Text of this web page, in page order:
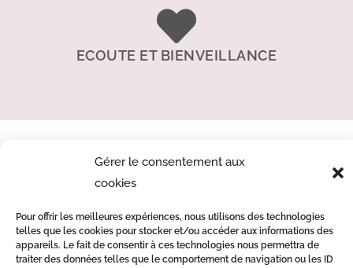
Gérer le consentement aux
cookies
Pour offrir les meilleures expériences, nous utilisons des technologies
telles que les cookies pour stocker et/ou accéder aux informations des
appareils. Le fait de consentir à ces technologies nous permettra de
traiter des données telles que le comportement de navigation ou les ID
ECOUTE ET BIENVEILLANCE
Sarah Beuque – Naturopathe spécialisée endométriose à